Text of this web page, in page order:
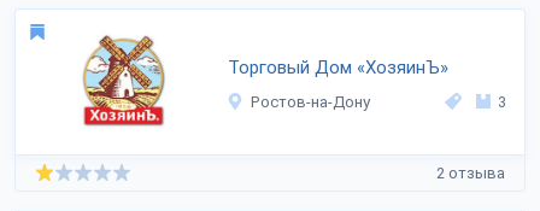
Торговый Дом «ХозяинЪ»
Ростов-на-Дону 3
2 отзыва